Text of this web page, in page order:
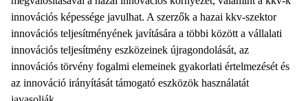
innovációs képessége javulhat. A szerzők a hazai kkv-szektor
innovációs teljesítményének javítására a többi között a vállalati
innovációs teljesítmény eszközeinek újragondolását, az
innovációs törvény fogalmi elemeinek gyakorlati értelmezését és
az innováció irányítását támogató eszközök használatát